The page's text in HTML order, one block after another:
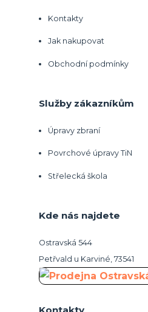
Kontakty
Jak nakupovat
Obchodní podmínky
Služby zákazníkům
Úpravy zbraní
Povrchové úpravy TiN
Střelecká škola
Kde nás najdete
Ostravská 544
Petřvald u Karviné, 73541